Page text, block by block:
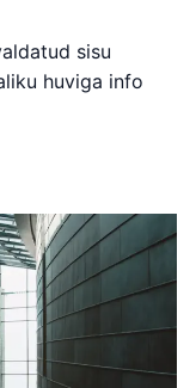
sisu
huviga info